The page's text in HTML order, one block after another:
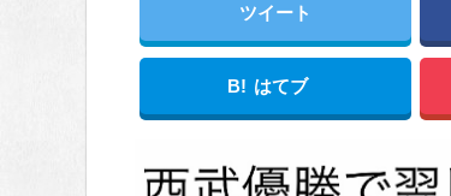
ツイート
B! はてブ